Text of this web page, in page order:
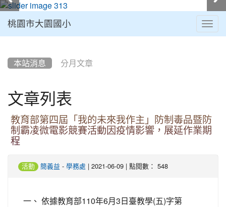
桃園市大園國小
本站消息 分月文章
文章列表
教育部第四屆「我的未來我作主」防制毒品暨防
制霸凌微電影競賽活動因疫情影響，展延作業期
程
活動 簡義益 - 學務處 | 2021-06-09 | 點閱數： 548
一、 依據教育部110年6月3日臺教學(五)字第